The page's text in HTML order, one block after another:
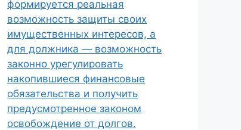
формируется реальная
возможность защиты своих
имущественных интересов, а
для должника — возможность
законно урегулировать
накопившиеся финансовые
обязательства и получить
предусмотренное законом
освобождение от долгов.